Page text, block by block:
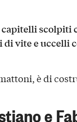
capitelli scolpiti
di vite e uccelli
è di
e